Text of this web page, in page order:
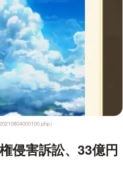
）
侵害訴訟、33億円